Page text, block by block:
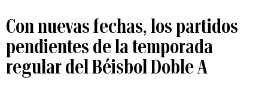
Con nuevas fechas, los partidos
pendientes de la temporada
regular del Béisbol Doble A